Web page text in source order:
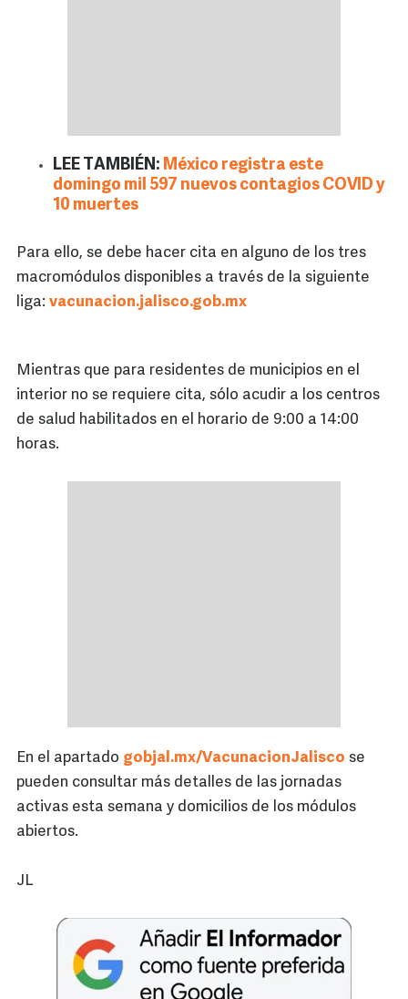
LEE TAMBIÉN: México registra este
domingo mil 597 nuevos contagios COVID y
10 muertes
Para ello, se debe hacer cita en alguno de los tres
macromódulos disponibles a través de la siguiente
liga: vacunacion.jalisco.gob.mx
Mientras que para residentes de municipios en el
interior no se requiere cita, sólo acudir a los centros
de salud habilitados en el horario de 9:00 a 14:00
horas.
En el apartado gobjal.mx/VacunacionJalisco se
pueden consultar más detalles de las jornadas
activas esta semana y domicilios de los módulos
abiertos.
JL